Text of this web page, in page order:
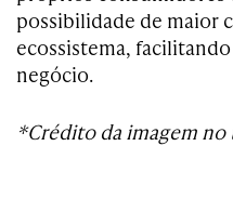
possibilidade de maior
ecossistema,
negócio.
*Crédito da imagem